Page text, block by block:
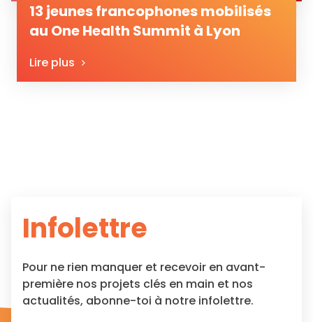
13 jeunes francophones mobilisés
au One Health Summit à Lyon
Lire plus
Infolettre
Pour ne rien manquer et recevoir en avant-
première nos projets clés en main et nos
actualités, abonne-toi à notre infolettre.